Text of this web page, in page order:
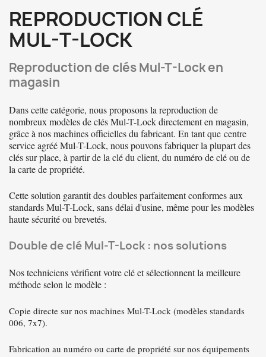
REPRODUCTION CLÉ
MUL-T-LOCK
Reproduction de clés Mul-T-Lock en
magasin
Dans cette catégorie, nous proposons la reproduction de
nombreux modèles de clés Mul-T-Lock directement en magasin,
grâce à nos machines officielles du fabricant. En tant que centre
service agréé Mul-T-Lock, nous pouvons fabriquer la plupart des
clés sur place, à partir de la clé du client, du numéro de clé ou de
la carte de propriété.
Cette solution garantit des doubles parfaitement conformes aux
standards Mul-T-Lock, sans délai d'usine, même pour les modèles
haute sécurité ou brevetés.
Double de clé Mul-T-Lock : nos solutions
Nos techniciens vérifient votre clé et sélectionnent la meilleure
méthode selon le modèle :
Copie directe sur nos machines Mul-T-Lock (modèles standards
006, 7x7).
Fabrication au numéro ou carte de propriété sur nos équipements